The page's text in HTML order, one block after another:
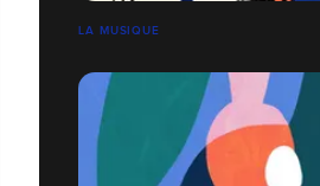
LA MUSIQUE